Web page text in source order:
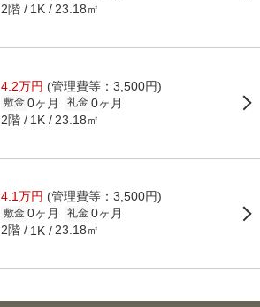
2階 1K 23.18㎡
4.2万円 (管理費等：3,500円)
敷金 0ヶ月 礼金 0ヶ月
2階 1K 23.18㎡
4.1万円 (管理費等：3,500円)
敷金 0ヶ月 礼金 0ヶ月
2階 1K 23.18㎡